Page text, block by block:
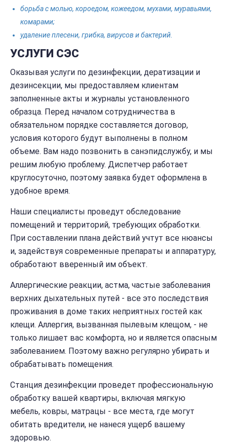
борьба с молью, короедом, кожеедом, мухами, муравьями,
комарами;
удаление плесени, грибка, вирусов и бактерий.
УСЛУГИ СЭС
Оказывая услуги по дезинфекции, дератизации и
дезинсекции, мы предоставляем клиентам
заполненные акты и журналы установленного
образца. Перед началом сотрудничества в
обязательном порядке составляется договор,
условия которого будут выполнены в полном
объеме. Вам надо позвонить в санэпидслужбу, и мы
решим любую проблему. Диспетчер работает
круглосуточно, поэтому заявка будет оформлена в
удобное время.
Наши специалисты проведут обследование
помещений и территорий, требующих обработки.
При составлении плана действий учтут все нюансы
и, задействуя современные препараты и аппаратуру,
обработают вверенный им объект.
Аллергические реакции, астма, частые заболевания
верхних дыхательных путей - все это последствия
проживания в доме таких неприятных гостей как
клещи. Аллергия, вызванная пылевым клещом, - не
только лишает вас комфорта, но и является опасным
заболеванием. Поэтому важно регулярно убирать и
обрабатывать помещения.
Станция дезинфекции проведет профессиональную
обработку вашей квартиры, включая мягкую
мебель, ковры, матрацы - все места, где могут
обитать вредители, не нанеся ущерб вашему
здоровью.